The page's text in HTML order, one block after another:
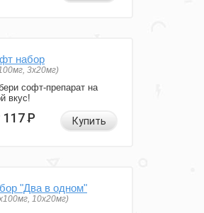
набор
3x20мг)
софт-препарат на
вкус!
117Р Купить
"Два в одном"
10x20мг)